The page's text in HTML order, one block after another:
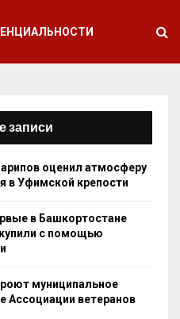
записи
оценил атмосферу
в Уфимской крепости
в Башкортостане
с помощью
муниципальное
Ассоциации ветеранов